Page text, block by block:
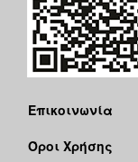
Επικοινωνία
Όροι Χρήσης